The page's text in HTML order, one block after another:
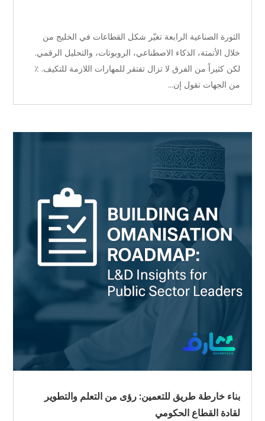
الثورة الصناعية الرابعة تغيّر شكل القطاعات في الخليج من
خلال الأتمتة، الذكاء الاصطناعي، الروبوتات، والتحليل الرقمي.
لكن كثيراً من الفرق لا تزال تفتقر للمهارات اللازمة للتكيف. ٪
من الجهات تقول إن...
بناء خارطة طريق للتعمين: رؤى من التعلم والتطوير
لقادة القطاع الحكومي